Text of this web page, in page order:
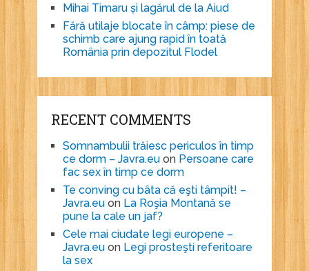
Mihai Timaru și lagărul de la Aiud
Fără utilaje blocate în câmp: piese de
schimb care ajung rapid în toată
România prin depozitul Flodel
RECENT COMMENTS
Somnambulii trăiesc periculos în timp
ce dorm – Javra.euon Persoane care
fac sex în timp ce dorm
Te conving cu bâta că eşti tâmpit! –
Javra.euon La Roşia Montană se
pune la cale un jaf?
Cele mai ciudate legi europene –
Javra.euon Legi prosteşti referitoare
la sex